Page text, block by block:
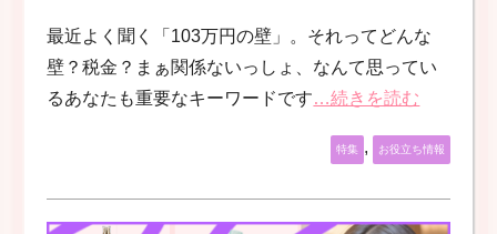
最近よく聞く「103万円の壁」。それってどんな
壁？税金？まぁ関係ないっしょ、なんて思ってい
るあなたも重要なキーワードです…続きを読む
特集 , お役立ち情報